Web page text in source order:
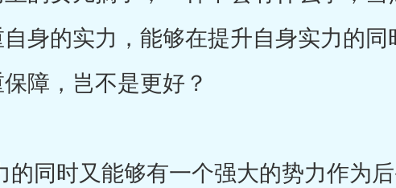
身的实力，能够在提升自身实力的同
障，岂不是更好？
时又能够有一个强大的势力作为